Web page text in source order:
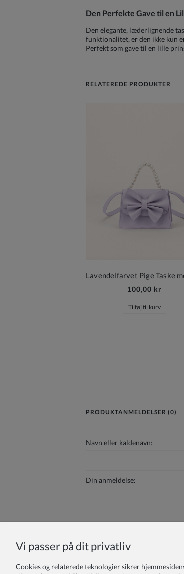
Den Perfekte Gave til en
Den elegante, læderlignende
funktionalitet, er den ikke kun
Perfekt som gave til en lille
RELATEREDE PRODUKTER
100,00 kr
Tilføj til kurv
PRODUKTANMELDELSER (0)
Navn eller kaldenavn:
Din anmeldelse:
Sende
Vi passer på dit privatliv
Cookies og relaterede teknologier sikrer